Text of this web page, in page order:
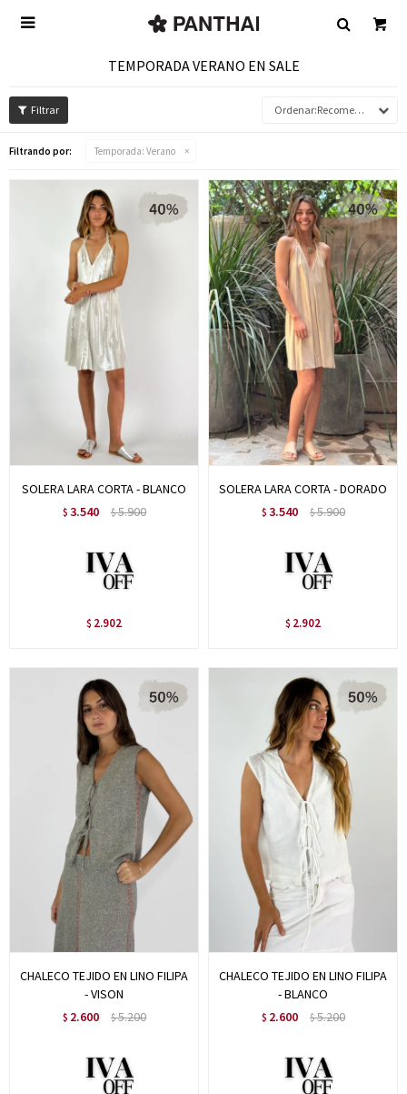

TEMPORADA VERANO EN SALE
Recomendados
Filtrando por: Temporada: Verano
SOLERA LARA CORTA - BLANCO
$ 3.540 $5.900
$ 2.902
SOLERA LARA CORTA - DORADO
$ 3.540 $5.900
$ 2.902
CHALECO TEJIDO EN LINO FILIPA
- VISON
$ 2.600 $5.200
CHALECO TEJIDO EN LINO FILIPA
- BLANCO
$ 2.600 $5.200